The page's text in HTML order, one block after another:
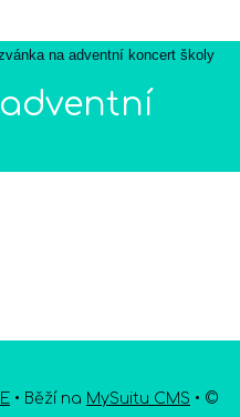
na adventní koncert školy
• Běží na MySuitu CMS • ©